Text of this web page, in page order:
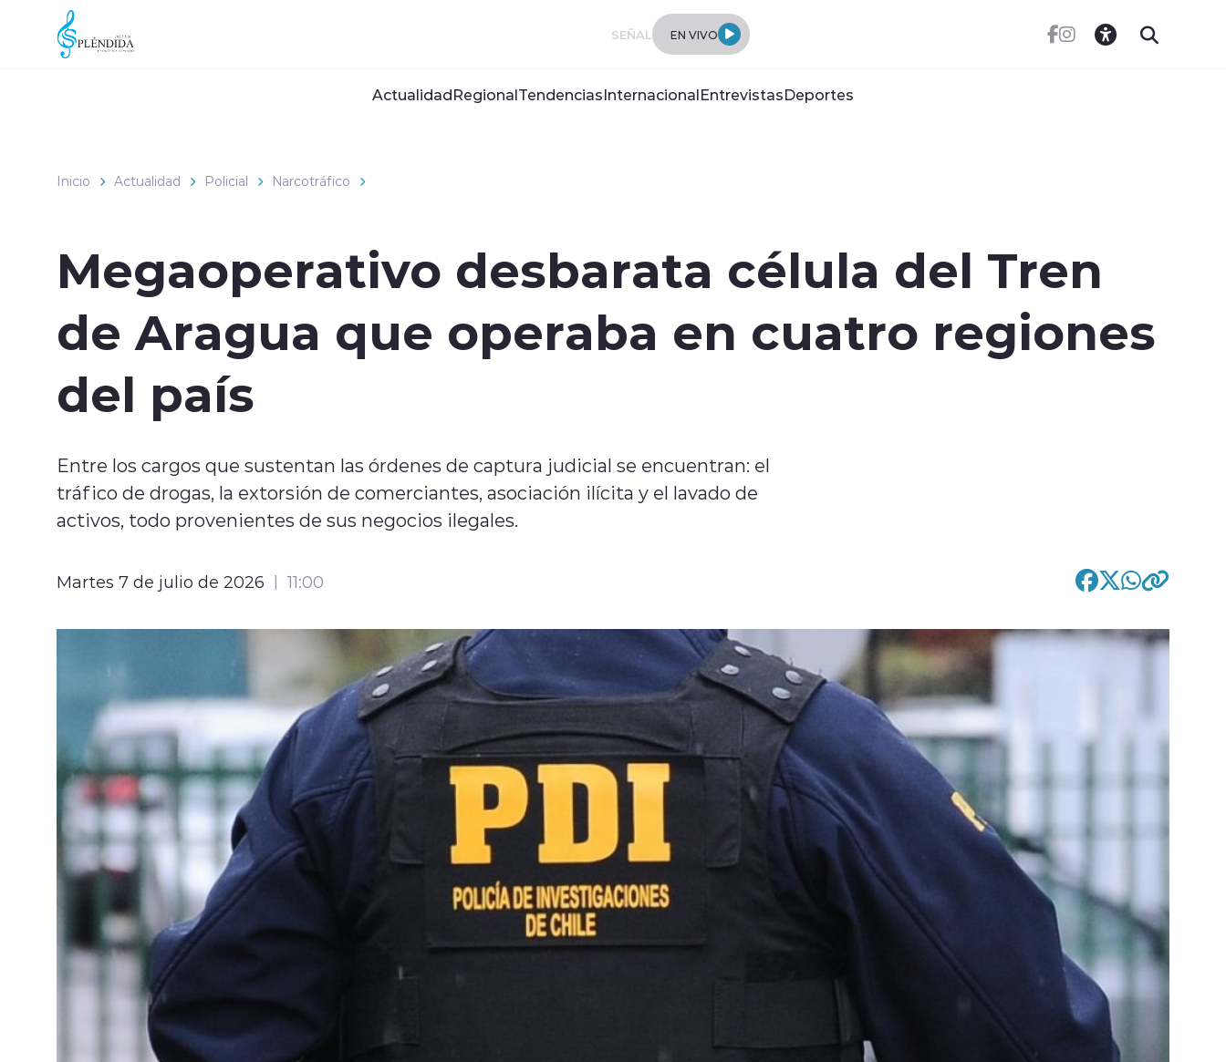
Click acá para ir directamente al contenido
SEÑAL EN VIVO
ActualidadRegionalTendenciasInternacionalEntrevistasDeportes
Inicio Actualidad Policial Narcotráfico
Megaoperativo desbarata célula del Tren
de Aragua que operaba en cuatro regiones
del país
Entre los cargos que sustentan las órdenes de captura judicial se encuentran: el
tráfico de drogas, la extorsión de comerciantes, asociación ilícita y el lavado de
activos, todo provenientes de sus negocios ilegales.
Martes 7 de julio de 2026 11:00